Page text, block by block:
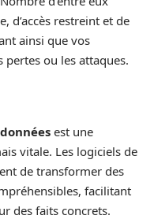
d’accès restreint et de
ainsi que vos
ou les attaques.
est une
vitale. Les logiciels de
de transformer des
facilitant
des faits concrets.